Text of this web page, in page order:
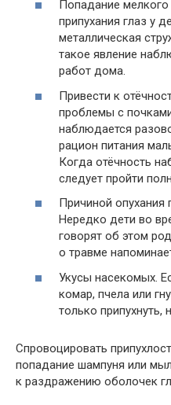
Попадание мелкого
припухания глаз у
металлическая
такое явление
работ дома.
Привести к
проблемы с
наблюдается
рацион питания
Когда отёчность
следует пройти
Причиной опухания
Нередко дети во
говорят об этом
о травме
Укусы насекомых.
комар, пчела или
только припухнуть,
Спровоцировать
попадание шампуня или
к раздражению оболочек